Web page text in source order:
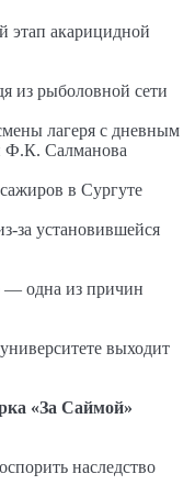
этап акарицидной
из рыболовной сети
лагеря с дневным
Ф.К. Салманова
в Сургуте
за установившейся
— одна из причин
выходит
«За Саймой»
наследство